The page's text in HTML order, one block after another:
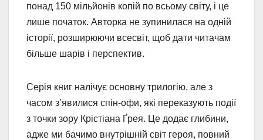
понад 150 мільйонів копій по всьому світу, і це
лише початок. Авторка не зупинилася на одній
історії, розширюючи всесвіт, щоб дати читачам
більше шарів і перспектив.
Серія книг налічує основну трилогію, але з
часом з’явилися спін-офи, які переказують події
з точки зору Крістіана Ґрея. Це додає глибини,
адже ми бачимо внутрішній світ героя, повний